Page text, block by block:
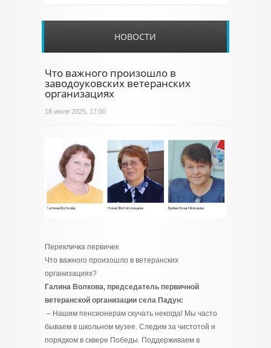
НОВОСТИ
Что важного произошло в
заводоуковских ветеранских
организациях
18 июля 2025, 17:00
Перекличка первичек
Что важного произошло в ветеранских
организациях?
Галина Волкова, председатель первичной
ветеранской организации села Падун:
– Нашим пенсионерам скучать некогда! Мы часто
бываем в школьном музее. Следим за чистотой и
порядком в сквере Победы. Поддерживаем в